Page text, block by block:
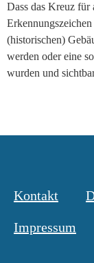
Dass das Kreuz
(historischen)
werden oder eine
wurden und
Kontakt
Impressum